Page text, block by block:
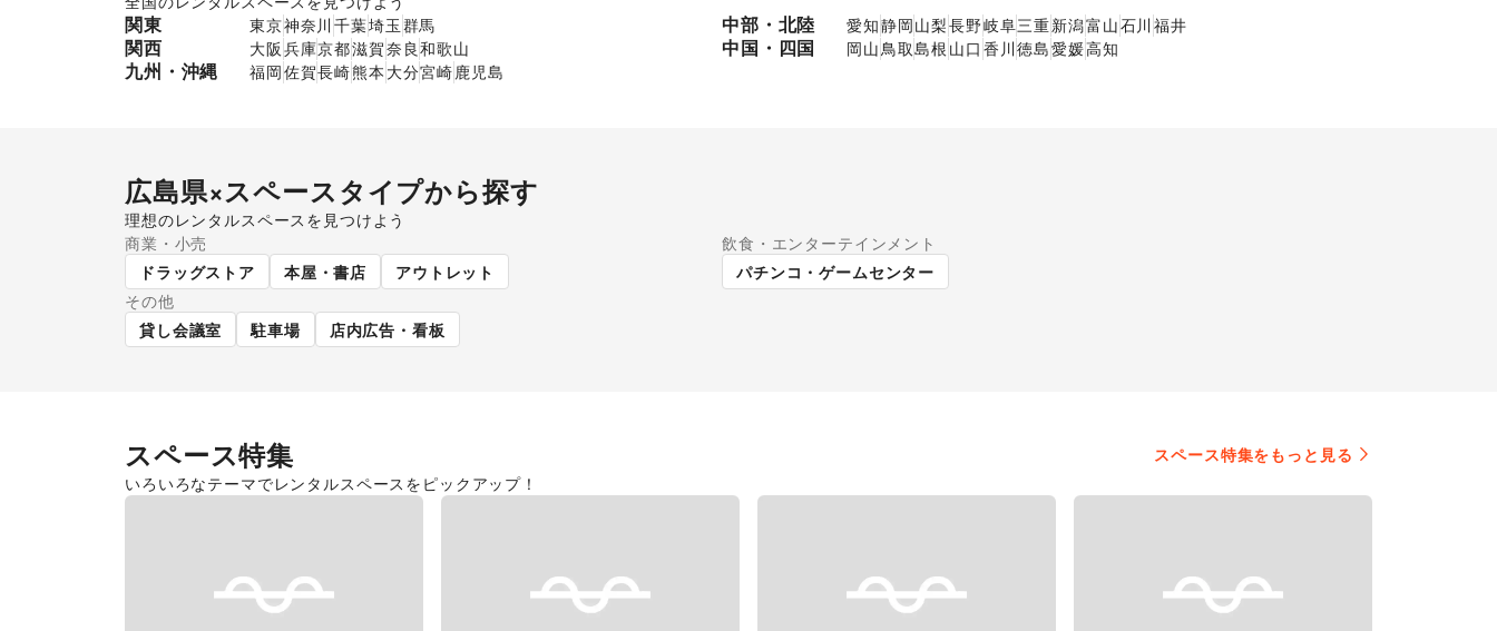
関東 東京神奈川 千葉埼玉 群馬 中部・北陸 愛知静岡山梨長野岐阜三重新潟富山石川 福井
関西 大阪 兵庫京都滋賀奈良和歌山 中国・四国 岡山鳥取島根 山口 香川徳島愛媛高知
九州・沖縄 福岡佐賀長崎熊本 大分宮崎鹿児島
広島県×スペースタイプから探す
理想のレンタルスペースを見つけよう
ショッピングモール スーパーマーケット
商業・小売
ドラッグストア
本屋・書店 アウトレット
飲食・エンターテインメント
パチンコ・ゲームセンター
その他
貸し会議室
駐車場 店内広告・看板
スペース特集
スペース特集をもっと見る
いろいろなテーマでレンタルスペースをピックアップ！